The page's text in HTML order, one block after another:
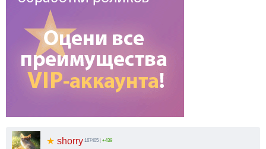
★ shorry 167405 | +439